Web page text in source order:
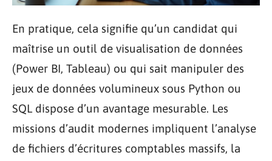
En pratique, cela signifie qu’un candidat qui
maîtrise un outil de visualisation de données
(Power BI, Tableau) ou qui sait manipuler des
jeux de données volumineux sous Python ou
SQL dispose d’un avantage mesurable. Les
missions d’audit modernes impliquent l’analyse
de fichiers d’écritures comptables massifs, la